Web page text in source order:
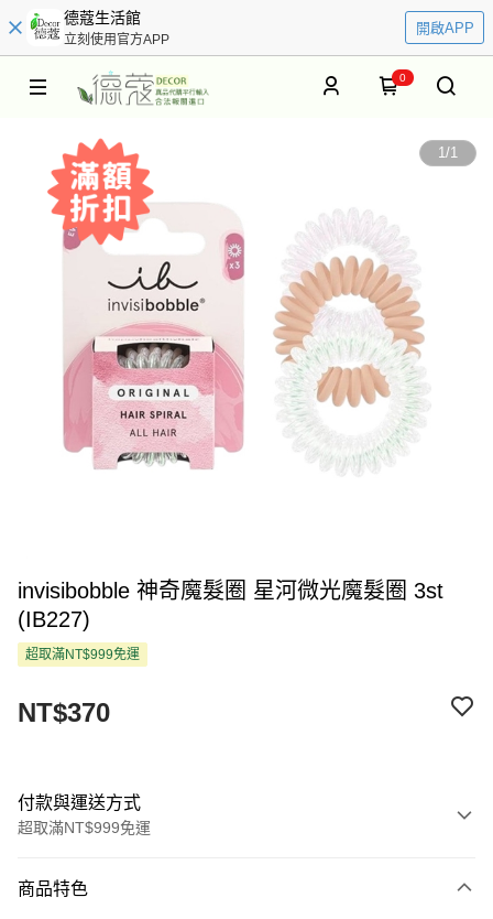
德蔻生活館
立刻使用官方APP
開啟APP
0
1/1
invisibobble 神奇魔髮圈 星河微光魔髮圈 3st
(IB227)
超取滿NT$999免運
NT$370
付款與運送方式
超取滿NT$999免運
信用卡一次付款
商品特色